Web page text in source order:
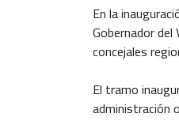
En la
Gobernador
concejales
El tramo
administración